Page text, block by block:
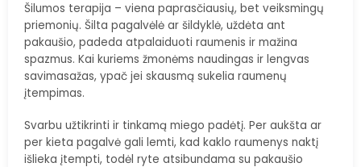
Šilumos terapija – viena paprasčiausių, bet veiksmingų
priemonių. Šilta pagalvėlė ar šildyklė, uždėta ant
pakaušio, padeda atpalaiduoti raumenis ir mažina
spazmus. Kai kuriems žmonėms naudingas ir lengvas
savimasažas, ypač jei skausmą sukelia raumenų
įtempimas.
Svarbu užtikrinti ir tinkamą miego padėtį. Per aukšta ar
per kieta pagalvė gali lemti, kad kaklo raumenys naktį
išlieka įtempti, todėl ryte atsibundama su pakaušio